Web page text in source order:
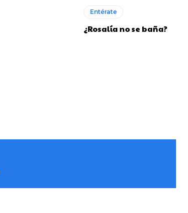
Entérate
¿Rosalía no se baña?